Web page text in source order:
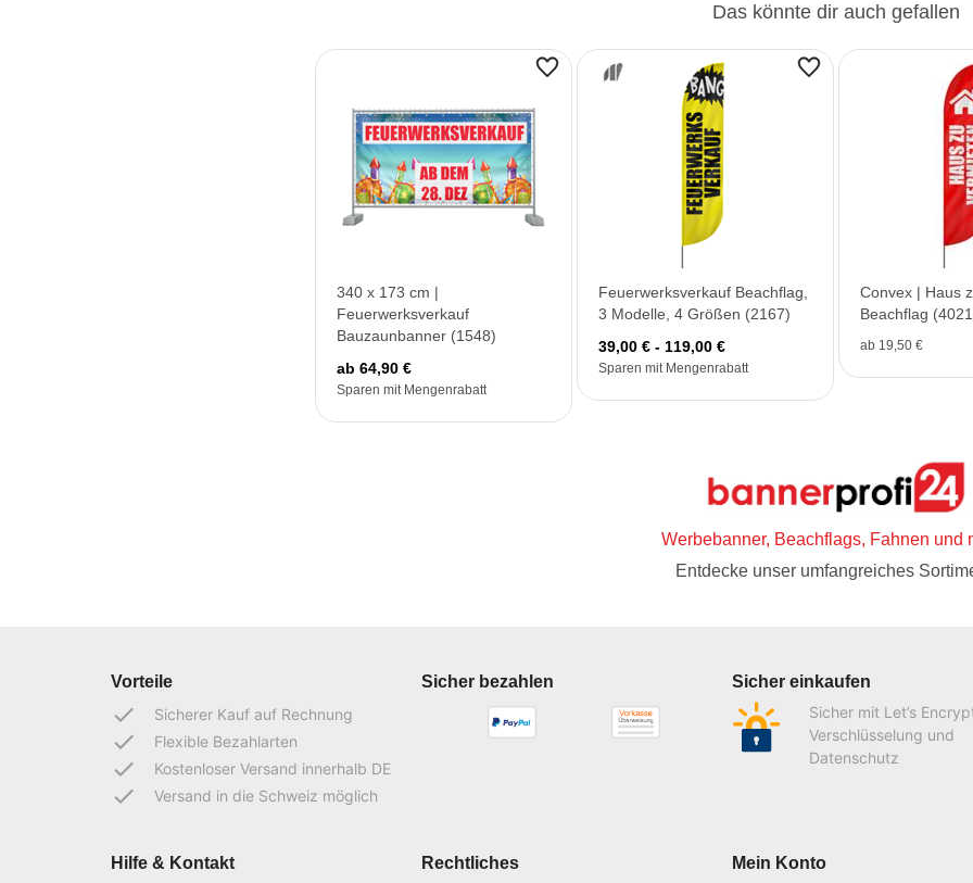
Das könnte dir auch gefallen
340 x 173 cm |
Feuerwerksverkauf
Bauzaunbanner (1548)
ab 64,90 €
Sparen mit Mengenrabatt
Feuerwerksverkauf Beachflag,
3 Modelle, 4 Größen (2167)
39,00 € - 119,00 €
Sparen mit Mengenrabatt
Convex | Haus
Beachflag
ab 19,50 €
Werbebanner, Beachflags, Fahnen und
Entdecke unser umfangreiches
Vorteile
done Sicherer Kauf auf Rechnung
done Flexible Bezahlarten
done Kostenloser Versand innerhalb DE
done Versand in die Schweiz möglich
Sicher bezahlen
Sicher einkaufen
Sicher mit Let’s
Verschlüsselung und
Datenschutz
Hilfe & Kontakt Rechtliches Mein Konto